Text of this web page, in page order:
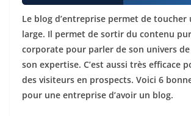
illimités ·
CRM intégré
conversatio
nnelle
Le blog d’entreprise permet de
large. Il permet de sortir du contenu
corporate pour parler de son univers
son expertise. C’est aussi très efficace
des visiteurs en prospects. Voici 6
pour une entreprise d’avoir un blog.